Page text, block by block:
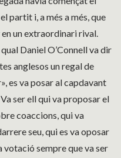
partit i, a més a més, que
en un extraordinari rival.
Daniel O’Connell va dir
anglesos un regal de
es va posar al capdavant
ser ell qui va proposar el
coaccions, qui va
seu, qui es va oposar
votació sempre que va ser